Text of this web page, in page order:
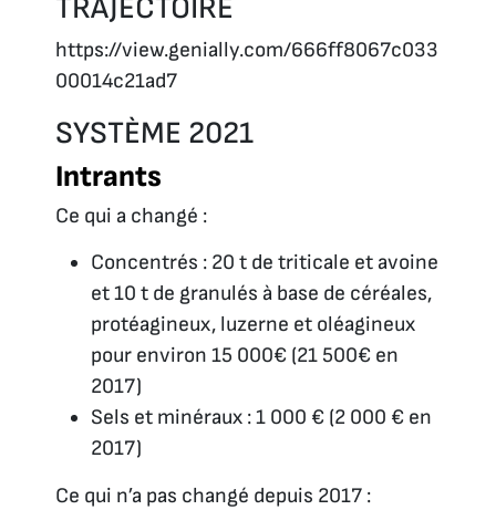
TRAJECTOIRE
https://view.genially.com/666ff8067c033
00014c21ad7
SYSTÈME 2021
Intrants
Ce qui a changé :
Concentrés : 20 t de triticale et avoine
et 10 t de granulés à base de céréales,
protéagineux, luzerne et oléagineux
pour environ 15 000€ (21 500€ en
2017)
Sels et minéraux : 1 000 € (2 000 € en
2017)
Ce qui n’a pas changé depuis 2017 :